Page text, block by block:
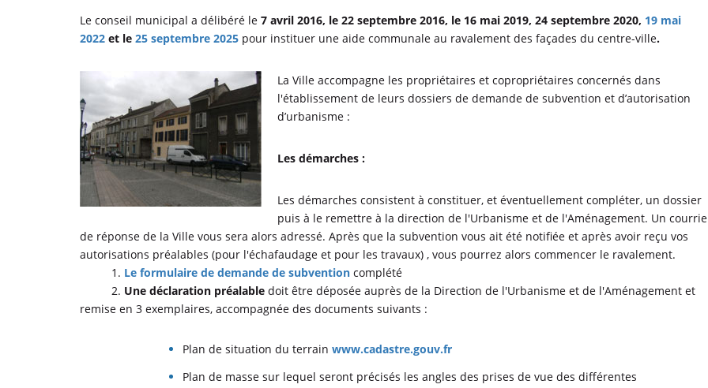
Le conseil municipal a délibéré le 7 avril 2016, le 22 septembre 2016, le 16 mai 2019, 24 septembre 2020, 19 mai
2022et le 25 septembre 2025pour instituer une aide communale au ravalement des façades du centre-ville.
La Ville accompagne les propriétaires et copropriétaires concernés dans
l'établissement de leurs dossiers de demande de subvention et d’autorisation
d’urbanisme :
Les démarches :
Les démarches consistent à constituer, et éventuellement compléter, un dossier
puis à le remettre à la direction de l'Urbanisme et de l'Aménagement. Un
de réponse de la Ville vous sera alors adressé. Après que la subvention vous ait été notifiée et après avoir reçu vos
autorisations préalables (pour l'échafaudage et pour les travaux) , vous pourrez alors commencer le ravalement.
1. Le formulaire de demande de subventioncomplété
2. Une déclaration préalabledoit être déposée auprès de la Direction de l'Urbanisme et de l'Aménagement et
remise en 3 exemplaires, accompagnée des documents suivants :
Plan de situation du terrain www.cadastre.gouv.fr
Plan de masse sur lequel seront précisés les angles des prises de vue des différentes